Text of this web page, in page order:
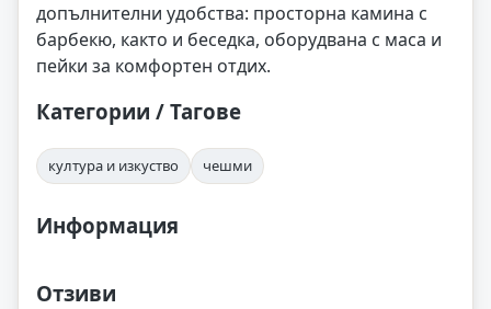
допълнителни удобства: просторна камина с
барбекю, както и беседка, оборудвана с маса и
пейки за комфортен отдих.
Категории / Тагове
култура и изкуство чешми
Информация
Отзиви